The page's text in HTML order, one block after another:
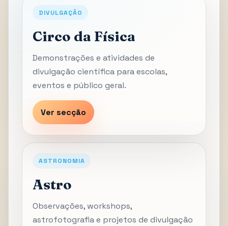
DIVULGAÇÃO
Circo da Física
Demonstrações e atividades de
divulgação científica para escolas,
eventos e público geral.
Ver secção
ASTRONOMIA
Astro
Observações, workshops,
astrofotografia e projetos de divulgação